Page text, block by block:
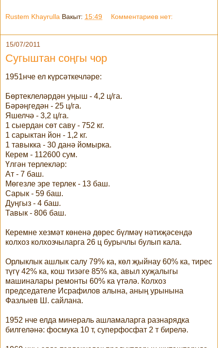
Rustem Khayrulla Вакыт: 15:49 Комментариев нет:
15/07/2011
Сугыштан соңгы чор
1951нче ел күрсәткечләре:
Бөртеклеләрдән уңыш - 4,2 ц/га.
Бәрәңгедән - 25 ц/га.
Яшелчә - 3,2 ц/га.
1 сыердан сөт саву - 752 кг.
1 сарыктан йон - 1,2 кг.
1 тавыкка - 30 данә йомырка.
Керем - 112600 сум.
Үлгән терлекләр:
Ат - 7 баш.
Мөгезле эре терлек - 13 баш.
Сарык - 59 баш.
Дуңгыз - 4 баш.
Тавык - 806 баш.
Керемне хезмәт көненә дөрес бүлмәү нәтиҗәсендә
колхоз колхозчыларга 26 ц бурычлы булып кала.
Орлыклык ашлык салу 79% ка, көл җыйнау 60% ка, тирес
түгү 42% ка, кош тизәге 85% ка, авыл хуҗалыгы
машиналары ремонты 60% ка үтәлә. Колхоз
председателе Исрафилов алына, аның урынына
Фазлыев Ш. сайлана.
1952 нче елда минераль ашламаларга разнарядка
билгеләнә: фосмука 10 т, суперфосфат 2 т бирелә.